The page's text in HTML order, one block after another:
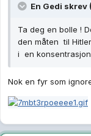
En Gedi skrev
Ta deg en bolle !
den måten til
i en
Nok en fyr som